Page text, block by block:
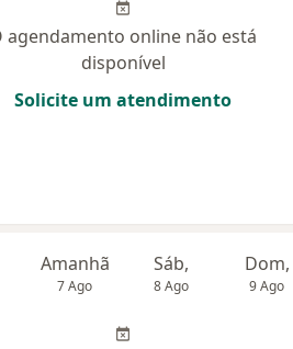
agendamento online não está
disponível
Solicite um atendimento
Amanhã
7 Ago
Sáb,
8 Ago
Dom,
9 Ago